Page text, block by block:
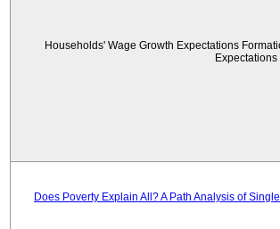
Households' Wage Growth Expectations
Expectations
Does Poverty Explain All? A Path Analysis of